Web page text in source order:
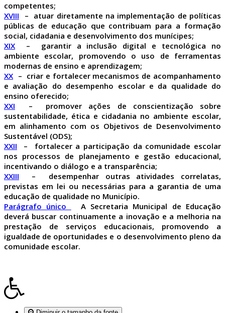
competentes;
XVIII – atuar diretamente na implementação de políticas
públicas de educação que contribuam para a formação
social, cidadania e desenvolvimento dos munícipes;
XIX – garantir a inclusão digital e tecnológica no
ambiente escolar, promovendo o uso de ferramentas
modernas de ensino e aprendizagem;
XX – criar e fortalecer mecanismos de acompanhamento
e avaliação do desempenho escolar e da qualidade do
ensino oferecido;
XXI – promover ações de conscientização sobre
sustentabilidade, ética e cidadania no ambiente escolar,
em alinhamento com os Objetivos de Desenvolvimento
Sustentável (ODS);
XXII – fortalecer a participação da comunidade escolar
nos processos de planejamento e gestão educacional,
incentivando o diálogo e a transparência;
XXIII – desempenhar outras atividades correlatas,
previstas em lei ou necessárias para a garantia de uma
educação de qualidade no Município.
Parágrafo único
A Secretaria Municipal de Educação
deverá buscar continuamente a inovação e a melhoria na
prestação de serviços educacionais, promovendo a
igualdade de oportunidades e o desenvolvimento pleno da
comunidade escolar.